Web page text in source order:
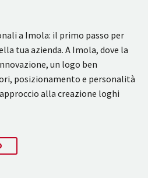
a Imola: il primo passo per
tua azienda. A Imola, dove la
un logo ben
posizionamento e personalità
alla creazione loghi